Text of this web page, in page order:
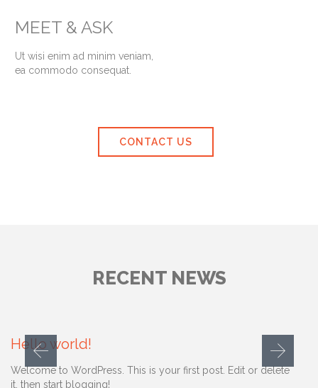
MEET & ASK
Ut wisi enim ad minim veniam,
ea commodo consequat.
CONTACT US
RECENT NEWS
Hello world!
Welcome to WordPress. This is your first post. Edit or delete
it, then start blogging!